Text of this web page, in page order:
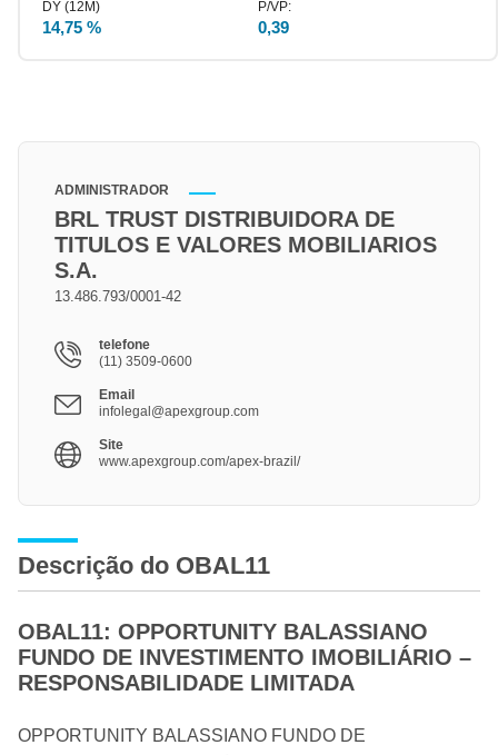
14,75 % 0,39
ADMINISTRADOR
BRL TRUST DISTRIBUIDORA DE
TITULOS E VALORES MOBILIARIOS
S.A.
13.486.793/0001-42
telefone
(11) 3509-0600
Email
infolegal@apexgroup.com
Site
www.apexgroup.com/apex-brazil/
Descrição do OBAL11
OBAL11: OPPORTUNITY BALASSIANO
FUNDO DE INVESTIMENTO IMOBILIÁRIO –
RESPONSABILIDADE LIMITADA
OPPORTUNITY BALASSIANO FUNDO DE